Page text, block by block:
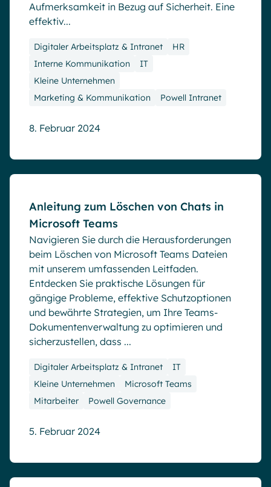
Aufmerksamkeit in Bezug auf Sicherheit. Eine
effektiv...
Digitaler Arbeitsplatz & Intranet
HR
Interne Kommunikation
IT
Kleine Unternehmen
Marketing & Kommunikation
Powell Intranet
8. Februar 2024
Anleitung zum Löschen von Chats in
Microsoft Teams
Navigieren Sie durch die Herausforderungen
beim Löschen von Microsoft Teams Dateien
mit unserem umfassenden Leitfaden.
Entdecken Sie praktische Lösungen für
gängige Probleme, effektive Schutzoptionen
und bewährte Strategien, um Ihre Teams-
Dokumentenverwaltung zu optimieren und
sicherzustellen, dass ...
Digitaler Arbeitsplatz & Intranet
IT
Kleine Unternehmen
Microsoft Teams
Mitarbeiter
Powell Governance
5. Februar 2024